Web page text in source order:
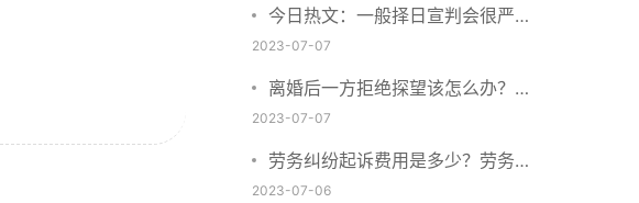
今日热文：一般择日宣判会很严重
吗？择日宣判会提前通知吗？
2023-07-07
离婚后一方拒绝探望该怎么办？离
婚拒绝探视会怎么样？ 当前简讯
2023-07-07
劳务纠纷起诉费用是多少？劳务合
同纠纷的诉讼费由谁承担？
2023-07-06